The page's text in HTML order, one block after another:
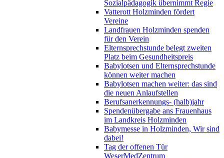
Sozialpädagogik übernimmt Regie
Vatterott Holzminden fördert
Vereine
Landfrauen Holzminden spenden
für den Verein
Elternsprechstunde belegt zweiten
Platz beim Gesundheitspreis
Babylotsen und Elternsprechstunde
können weiter machen
Babylotsen machen weiter: das sind
die neuen Anlaufstellen
Berufsanerkennungs- (halb)jahr
Spendenübergabe ans Frauenhaus
im Landkreis Holzminden
Babymesse in Holzminden, Wir sind
dabei!
Tag der offenen Tür
WeserMedZentrum